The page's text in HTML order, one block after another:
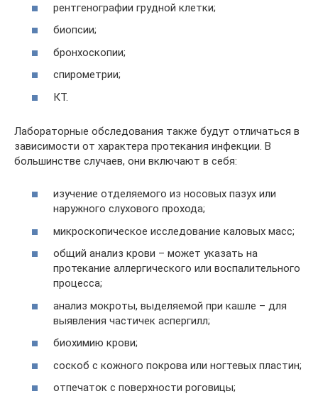
рентгенографии грудной клетки;
биопсии;
бронхоскопии;
спирометрии;
КТ.
Лабораторные обследования также будут отличаться в
зависимости от характера протекания инфекции. В
большинстве случаев, они включают в себя:
изучение отделяемого из носовых пазух или
наружного слухового прохода;
микроскопическое исследование каловых масс;
общий анализ крови – может указать на
протекание аллергического или воспалительного
процесса;
анализ мокроты, выделяемой при кашле – для
выявления частичек аспергилл;
биохимию крови;
соскоб с кожного покрова или ногтевых пластин;
отпечаток с поверхности роговицы;